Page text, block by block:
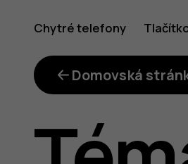
Ve
Chytré telefony
Domovská